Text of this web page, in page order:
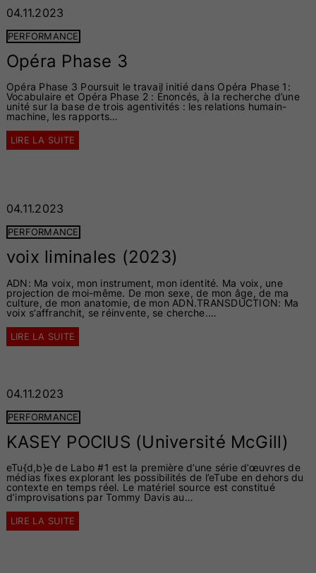
04.11.2023
PERFORMANCE
Opéra Phase 3
Opéra Phase 3 Poursuit le travail initié dans Opéra Phase 1:
Vocabulaire et Opéra Phase 2 : Énoncés, à la recherche d’une
unité sur la base de trois agentivités : les relations humain-
machine, les rapports…
LIRE LA SUITE
04.11.2023
PERFORMANCE
voix liminales (2023)
ADN: Ma voix, mon instrument, mon identité. Ma voix, une
projection de moi-même. De mon sexe, de mon âge, de ma
culture, de mon anatomie, de mon ADN.TRANSDUCTION: Ma
voix s’affranchit, se réinvente, se cherche.…
LIRE LA SUITE
04.11.2023
PERFORMANCE
KASEY POCIUS (Université McGill)
eTu{d,b}e de Labo #1 est la première d’une série d’œuvres de
médias fixes explorant les possibilités de l’eTube en dehors du
contexte en temps réel. Le matériel source est constitué
d’improvisations par Tommy Davis au…
LIRE LA SUITE